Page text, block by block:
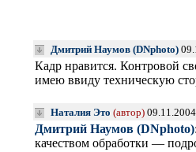
Дмитрий Наумов (DNphoto)
Кадр нравится. Контровой
имею ввиду техническую
Наталия Это (автор)
Дмитрий Наумов (DNphoto)
качеством обработки —